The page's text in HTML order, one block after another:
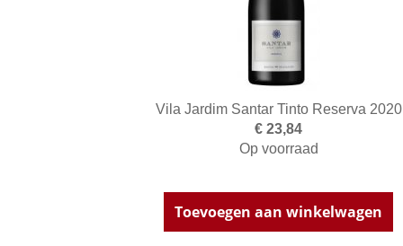
Vila Jardim Santar Tinto Reserva 2020
€ 23,84
Op voorraad
Toevoegen aan winkelwagen